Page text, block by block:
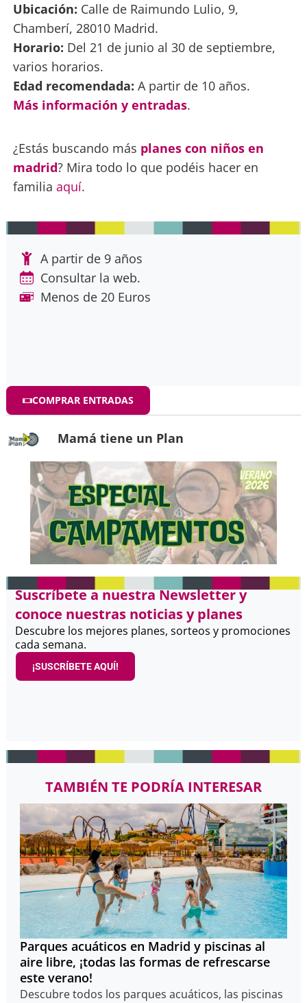
Ubicación: Calle de Raimundo Lulio, 9,
Chamberí, 28010 Madrid.
Horario: Del 21 de junio al 30 de septiembre,
varios horarios.
Edad recomendada: A partir de 10 años.
Más información y entradas.
¿Estás buscando más planes con niños en
madrid? Mira todo lo que podéis hacer en
familia aquí.
A partir de 9 años
Consultar la web.
Menos de 20 Euros
COMPRAR ENTRADAS
Mamá tiene un Plan
Suscríbete a nuestra Newsletter y
conoce nuestras noticias y planes
Descubre los mejores planes, sorteos y promociones
cada semana.
¡SUSCRÍBETE AQUÍ!
TAMBIÉN TE PODRÍA INTERESAR
Parques acuáticos en Madrid y piscinas al
aire libre, ¡todas las formas de refrescarse
este verano!
Descubre todos los parques acuáticos, las piscinas